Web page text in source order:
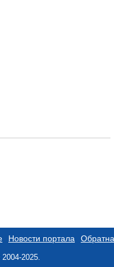
Новости портала
2025.